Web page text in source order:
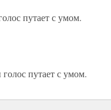
путает с умом.
путает с умом.